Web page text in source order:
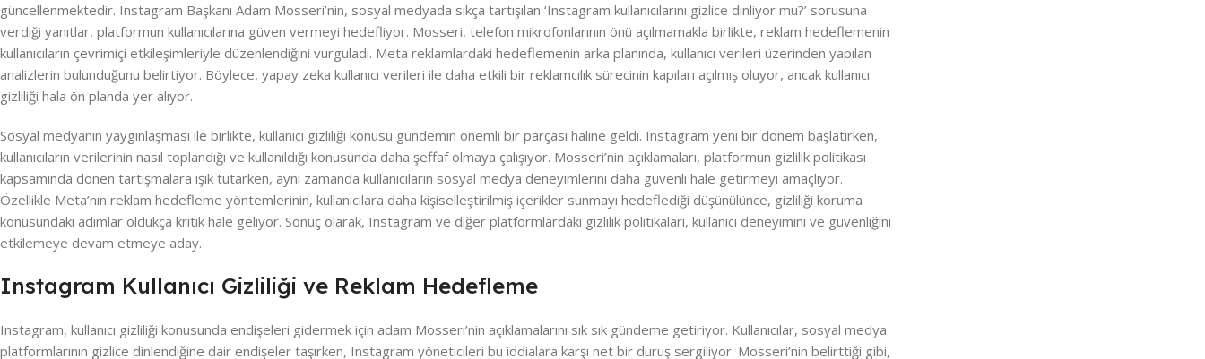
güncellenmektedir. Instagram Başkanı Adam Mosseri’nin, sosyal medyada sıkça tartışılan ‘Instagram kullanıcılarını gizlice dinliyor mu?’ sorusuna
verdiği yanıtlar, platformun kullanıcılarına güven vermeyi hedefliyor. Mosseri, telefon mikrofonlarının önü açılmamakla birlikte, reklam hedeflemenin
kullanıcıların çevrimiçi etkileşimleriyle düzenlendiğini vurguladı. Meta reklamlardaki hedeflemenin arka planında, kullanıcı verileri üzerinden yapılan
analizlerin bulunduğunu belirtiyor. Böylece, yapay zeka kullanıcı verileri ile daha etkili bir reklamcılık sürecinin kapıları açılmış oluyor, ancak kullanıcı
gizliliği hala ön planda yer alıyor.
Sosyal medyanın yaygınlaşması ile birlikte, kullanıcı gizliliği konusu gündemin önemli bir parçası haline geldi. Instagram yeni bir dönem başlatırken,
kullanıcıların verilerinin nasıl toplandığı ve kullanıldığı konusunda daha şeffaf olmaya çalışıyor. Mosseri’nin açıklamaları, platformun gizlilik politikası
kapsamında dönen tartışmalara ışık tutarken, aynı zamanda kullanıcıların sosyal medya deneyimlerini daha güvenli hale getirmeyi amaçlıyor.
Özellikle Meta’nın reklam hedefleme yöntemlerinin, kullanıcılara daha kişiselleştirilmiş içerikler sunmayı hedeflediği düşünülünce, gizliliği koruma
konusundaki adımlar oldukça kritik hale geliyor. Sonuç olarak, Instagram ve diğer platformlardaki gizlilik politikaları, kullanıcı deneyimini ve güvenliğini
etkilemeye devam etmeye aday.
Instagram Kullanıcı Gizliliği ve Reklam Hedefleme
Instagram, kullanıcı gizliliği konusunda endişeleri gidermek için adam Mosseri’nin açıklamalarını sık sık gündeme getiriyor. Kullanıcılar, sosyal medya
platformlarının gizlice dinlendiğine dair endişeler taşırken, Instagram yöneticileri bu iddialara karşı net bir duruş sergiliyor. Mosseri’nin belirttiği gibi,